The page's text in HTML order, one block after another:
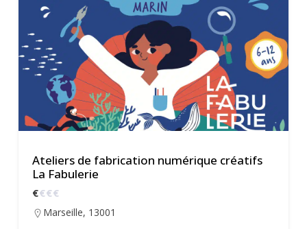
Ateliers de fabrication numérique créatifs
La Fabulerie
€€€€
Marseille, 13001